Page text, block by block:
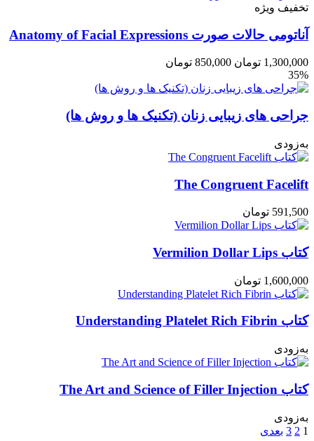
تخفیف ویژه
آناتومی حالات صورت Anatomy of Facial Expressions
1,300,000 تومان 850,000 تومان
35%
جراحی های زیبایی زنان (تکنیک ها و روش ها)
به‌زودی
The Congruent Facelift
591,500 تومان
کتاب Vermilion Dollar Lips
1,600,000 تومان
کتاب Understanding Platelet Rich Fibrin
به‌زودی
کتاب The Art and Science of Filler Injection
به‌زودی
1
2
3 بعدی